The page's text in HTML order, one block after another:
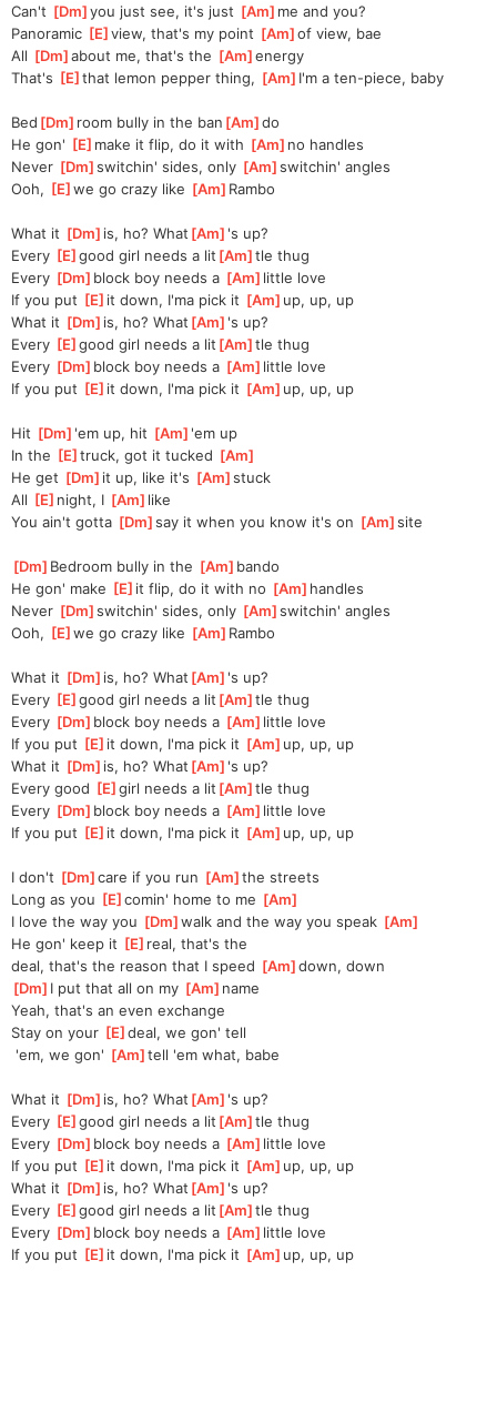
Can't [Dm ]
you just see, it's just [Am ]me and you?
Panoramic [E ]
view, that's my point [Am ]
of view, bae
All [Dm ]
about me, that's the [Am ]
energy
That's [E ]that lemon pepper thing, [Am ]I'm a ten-piece, baby
Bed [Dm ]room bully in the ban [Am ]
do
He gon' [E ]make it flip, do it with [Am ]no handles
Never [Dm ]
switchin' sides, only [Am ]
switchin' angles
Ooh, [E ]
we go crazy like [Am ]Rambo
What it [Dm ]is, ho? What [Am ]'s up?
Every [E ]
good girl needs a lit [Am ]tle thug
Every [Dm ]block boy needs a [Am ]little love
If you put [E ]it down, I'ma pick it [Am ]up, up, up
What it [Dm ]is, ho? What [Am ]'s up?
Every [E ]
good girl needs a lit [Am ]tle thug
Every [Dm ]block boy needs a [Am ]little love
If you put [E ]it down, I'ma pick it [Am ]up, up, up
Hit [Dm ]'еm up, hit [Am ]'em up
In the [E ]truck, got it tucked [Am
Hе get [Dm ]it up, like it's [Am ]
stuck
All [E ]night, I [Am ]like
You ain't gotta [Dm ]
say it when you know it's on [Am ]
site
[Dm ]Bedroom bully in the [Am ]bando
He gon' make [E ]it flip, do it with no [Am ]handles
Never [Dm ]
switchin' sides, only [Am ]
switchin' angles
Ooh, [E ]
we go crazy like [Am ]Rambo
What it [Dm ]is, ho? What [Am ]'s up?
Every [E ]
good girl needs a lit [Am ]tle thug
Every [Dm ]block boy needs a [Am ]little love
If you put [E ]it down, I'ma pick it [Am ]up, up, up
What it [Dm ]is, ho? What [Am ]'s up?
Every good [E ]
girl needs a lit [Am ]tle thug
Every [Dm ]block boy needs a [Am ]little love
If you put [E ]it down, I'ma pick it [Am ]up, up, up
I don't [Dm ]
care if you run [Am ]the streets
Long as you [E ]
comin' home to me [Am
I love the way you [Dm ]
walk and the way you speak [Am
He gon' keep it [E ]real, that's the
deal, that's the reason that I speed [Am ]
down, down
[Dm ]I put that all on my [Am ]name
Yeah, that's an even exchange
Stay on your [E ]
deal, we gon' tell
'em, we gon' [Am ]tell 'em what, babe
What it [Dm ]is, ho? What [Am ]'s up?
Every [E ]
good girl needs a lit [Am ]tle thug
Every [Dm ]block boy needs a [Am ]little love
If you put [E ]it down, I'ma pick it [Am ]up, up, up
What it [Dm ]is, ho? What [Am ]'s up?
Every [E ]
good girl needs a lit [Am ]tle thug
Every [Dm ]block boy needs a [Am ]little love
If you put [E ]it down, I'ma pick it [Am ]up, up, up